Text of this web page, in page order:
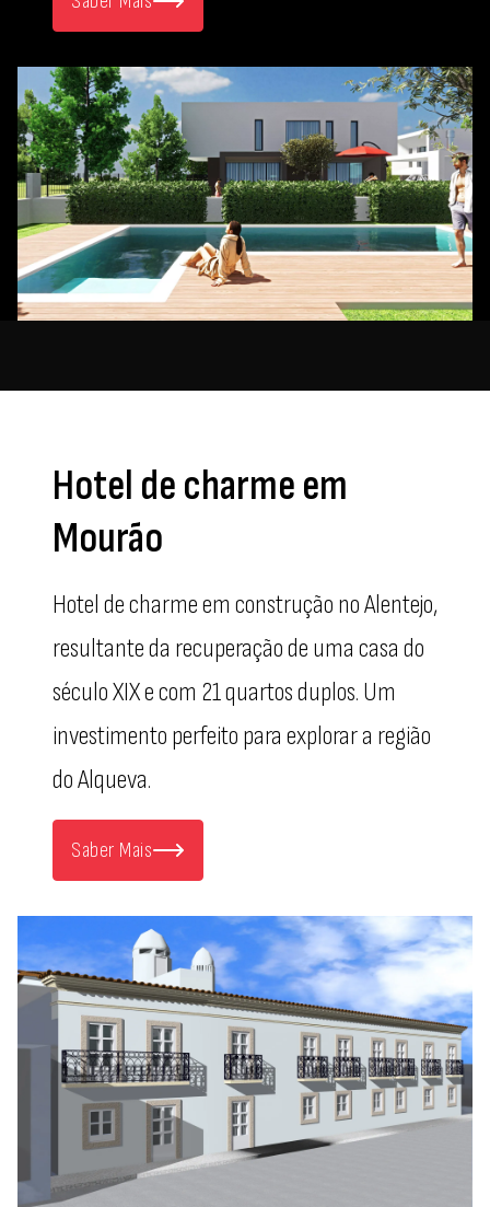
Hotel de charme em
Mourão
Hotel de charme em construção no Alentejo,
resultante da recuperação de uma casa do
século XIX e com 21 quartos duplos. Um
investimento perfeito para explorar a região
do Alqueva.
Saber Mais